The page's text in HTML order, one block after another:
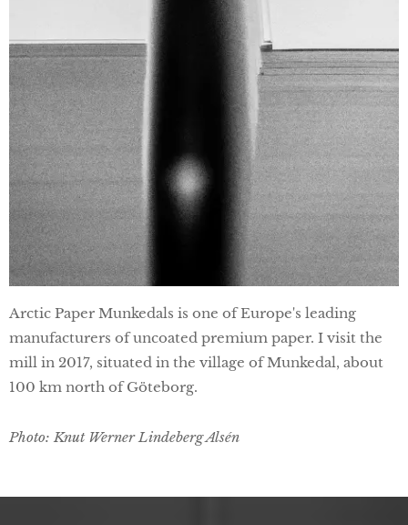
Arctic Paper Munkedals is one of Europe's leading
manufacturers of uncoated premium paper. I visit the
mill in 2017, situated in the village of Munkedal, about
100 km north of Göteborg.
Photo: Knut Werner Lindeberg Alsén